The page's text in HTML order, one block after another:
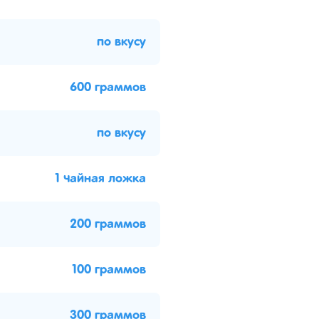
по вкусу
600 граммов
по вкусу
1 чайная ложка
200 граммов
100 граммов
300 граммов